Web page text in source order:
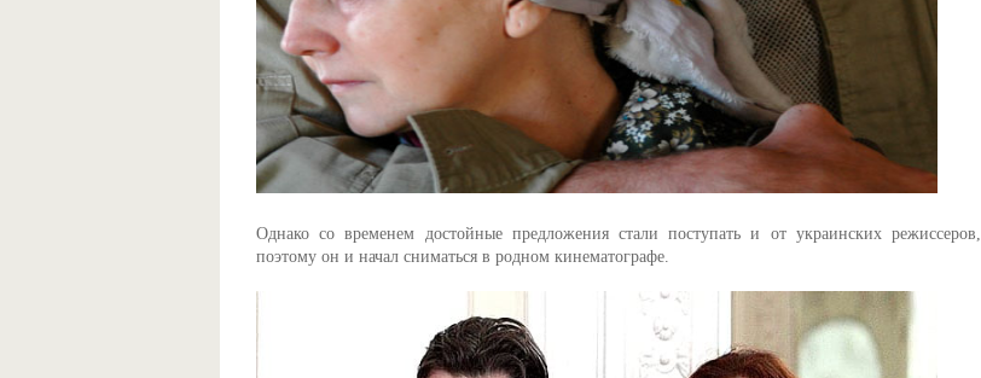
Однако со временем достойные предложения стали поступать и от украинских режиссеров,
поэтому он и начал сниматься в родном кинематографе.